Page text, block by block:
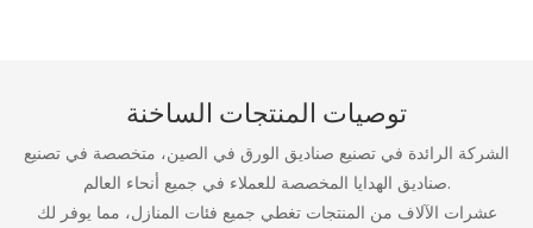
توصيات المنتجات الساخنة
الشركة الرائدة في تصنيع صناديق الورق في الصين، متخصصة في تصنيع
صناديق الهدايا المخصصة للعملاء في جميع أنحاء العالم.
عشرات الآلاف من المنتجات تغطي جميع فئات المنازل، مما يوفر لك